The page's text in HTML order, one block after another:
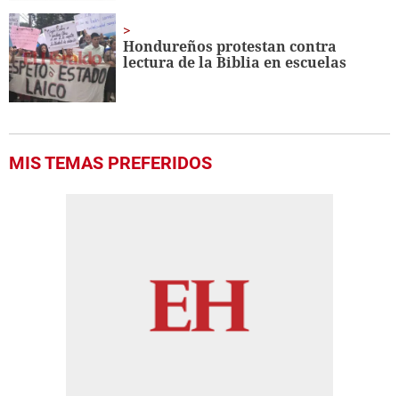
Hondureños protestan contra
lectura de la Biblia en escuelas
MIS TEMAS PREFERIDOS